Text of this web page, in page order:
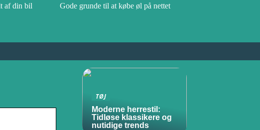
af din bil Gode grunde til at købe øl på nettet
TØJ
Moderne herrestil:
Tidløse klassikere og
nutidige trends